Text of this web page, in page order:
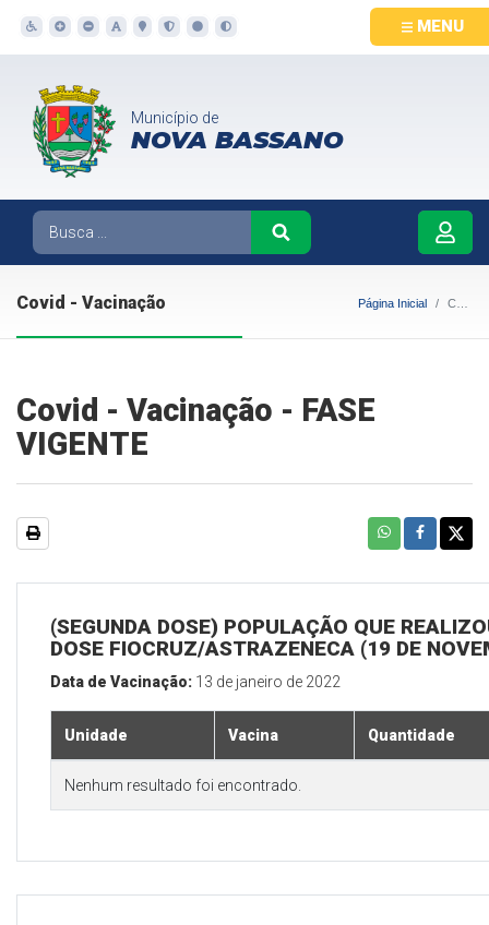
MENU
Município de
NOVA BASSANO
Covid - Vacinação Página Inicial Covid - Vacinação
Covid - Vacinação - FASE
VIGENTE
(SEGUNDA DOSE) POPULAÇÃO QUE
DOSE FIOCRUZ/ASTRAZENECA (19 DE
Data de Vacinação: 13 de janeiro de 2022
Unidade Vacina Quantidade
Nenhum resultado foi encontrado.